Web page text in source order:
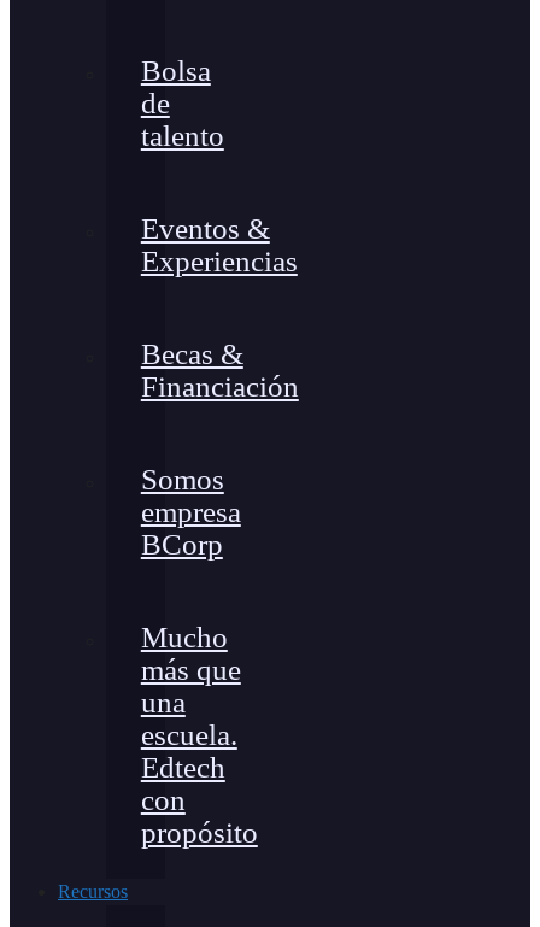
Bolsa
de
talento
Eventos &
Experiencias
Becas &
Financiación
Somos
empresa
BCorp
Mucho
más que
una
escuela.
Edtech
con
propósito
Recursos